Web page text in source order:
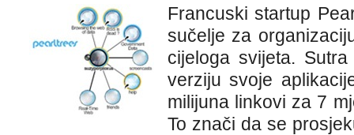
Francuski startup
sučelje za
cijeloga svijeta.
verziju svoje
milijuna linkovi za 7
To znači da se